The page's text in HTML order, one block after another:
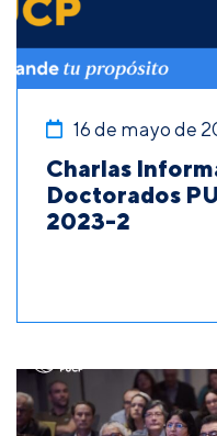
16 de mayo de
Charlas
Doctorados
2023-2